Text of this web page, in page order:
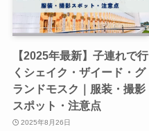
【2025年最新】子連れで行
くシェイク・ザイード・グ
ランドモスク｜服装・撮影
スポット・注意点
2025年8月26日